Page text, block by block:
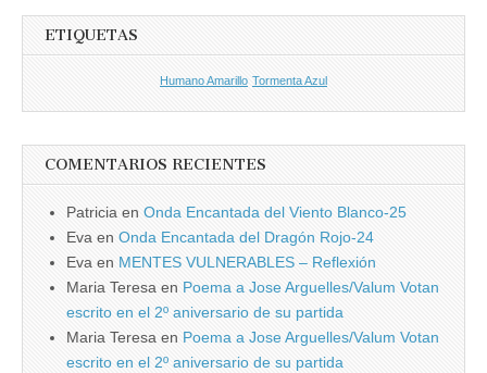
ETIQUETAS
Humano Amarillo Tormenta Azul
COMENTARIOS RECIENTES
Patricia en Onda Encantada del Viento Blanco-25
Eva en Onda Encantada del Dragón Rojo-24
Eva en MENTES VULNERABLES – Reflexión
Maria Teresa en Poema a Jose Arguelles/Valum Votan
escrito en el 2º aniversario de su partida
Maria Teresa en Poema a Jose Arguelles/Valum Votan
escrito en el 2º aniversario de su partida